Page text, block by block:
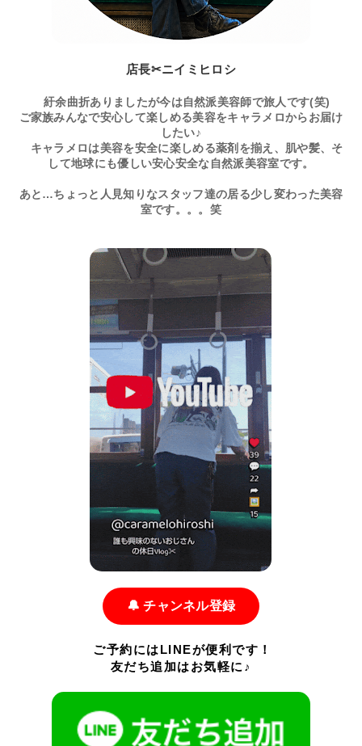
店長✂ニイミヒロシ
紆余曲折ありましたが今は自然派美容師で旅人です(笑)
ご家族みんなで安心して楽しめる美容をキャラメロからお届け
したい♪
キャラメロは美容を安全に楽しめる薬剤を揃え、肌や髪、そ
して地球にも優しい安心安全な自然派美容室です。
あと…ちょっと人見知りなスタッフ達の居る少し変わった美容
室です。。。笑
🔔 チャンネル登録
ご予約にはLINEが便利です！
友だち追加はお気軽に♪